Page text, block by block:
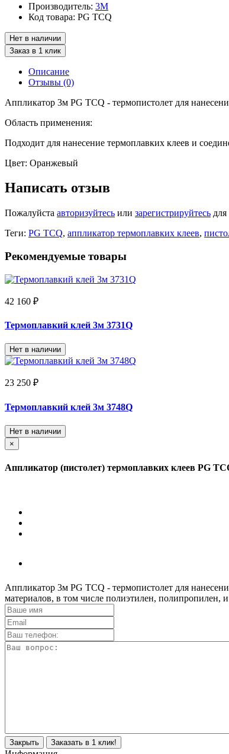
Производитель: 3М
Код товара: PG TCQ
Нет в наличии
Заказ в 1 клик
Описание
Отзывы (0)
Аппликатор 3м PG TCQ - термопистолет для
Область применения:
Подходит для нанесение термоплавких клеев и
Цвет: Оранжевый
Написать отзыв
Пожалуйста авторизуйтесь или зарегистрируйтесь
Теги: PG TCQ, аппликатор термоплавких клеев,
Рекомендуемые товары
42 160 ₽
Термоплавкий клей 3м 3731Q
Нет в наличии
23 250 ₽
Термоплавкий клей 3м 3748Q
Нет в наличии
×
Аппликатор (пистолет) термоплавких клеев PG
Аппликатор 3м PG TCQ - термопистолет для
материалов, в том числе полиэтилен, полипропилен,
Закрыть Заказать в 1 клик!